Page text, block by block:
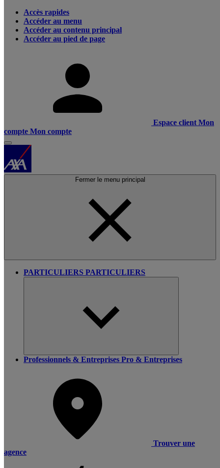
Accès rapides
Accéder au menu
Accéder au contenu principal
Accéder au pied de page
Espace client Mon
compte Mon compte
Fermer le menu principal
PARTICULIERS PARTICULIERS
Professionnels & Entreprises Pro & Entreprises
Trouver une
agence